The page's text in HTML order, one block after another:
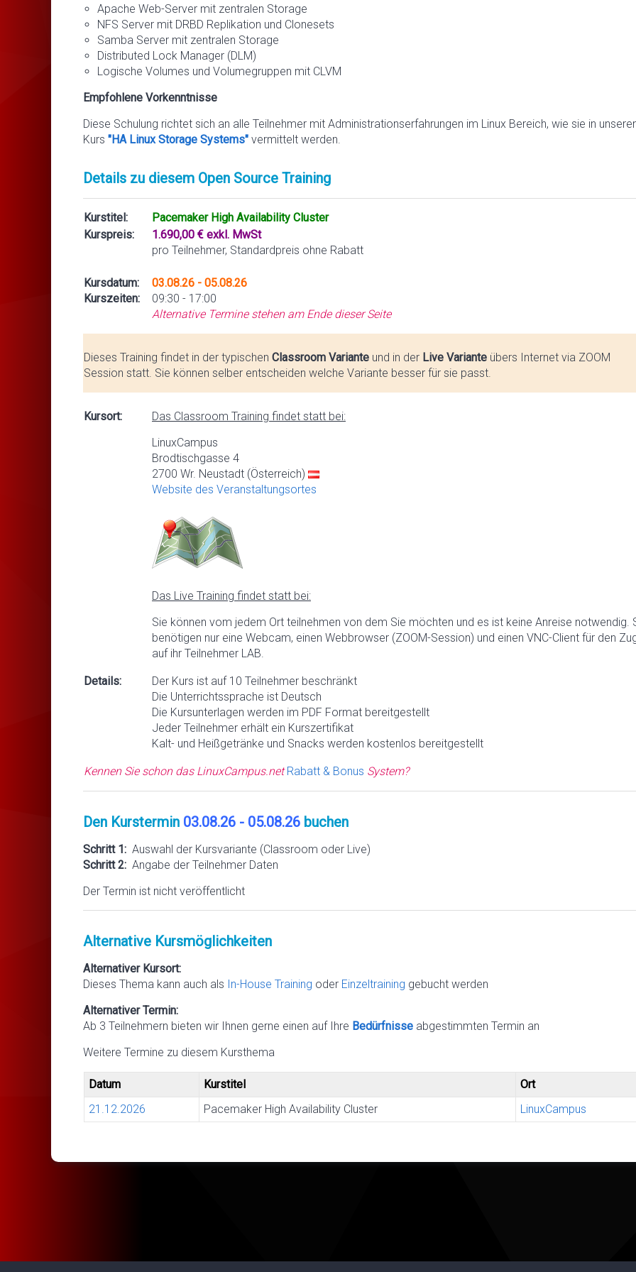
Apache Web-Server mit zentralen Storage
NFS Server mit DRBD Replikation und Clonesets
Samba Server mit zentralen Storage
Distributed Lock Manager (DLM)
Logische Volumes und Volumegruppen mit CLVM
Empfohlene Vorkenntnisse
Diese Schulung richtet sich an alle Teilnehmer mit Administrationserfahrungen im Linux Bereich, wie sie in
Kurs "HA Linux Storage Systems" vermittelt werden.
Details zu diesem Open Source Training
Kurstitel:
Pacemaker High Availability Cluster
Kurspreis:
1.690,00 € exkl. MwSt
pro Teilnehmer, Standardpreis ohne Rabatt
Kursdatum:
Kurszeiten:
03.08.26 - 05.08.26
09:30 - 17:00
Alternative Termine stehen am Ende dieser Seite
Dieses Training findet in der typischen Classroom Variante und in der Live Variante übers Internet via ZOOM
Session statt. Sie können selber entscheiden welche Variante besser für sie passt.
Kursort:
Das Classroom Training findet statt bei:
LinuxCampus
Brodtischgasse 4
2700 Wr. Neustadt (Österreich)
Website des Veranstaltungsortes
Das Live Training findet statt bei:
Sie können vom jedem Ort teilnehmen von dem Sie möchten und es ist keine Anreise notwendig.
benötigen nur eine Webcam, einen Webbrowser (ZOOM-Session) und einen VNC-Client für den
auf ihr Teilnehmer LAB.
Details:
Der Kurs ist auf 10 Teilnehmer beschränkt
Die Unterrichtssprache ist Deutsch
Die Kursunterlagen werden im PDF Format bereitgestellt
Jeder Teilnehmer erhält ein Kurszertifikat
Kalt- und Heißgetränke und Snacks werden kostenlos bereitgestellt
Kennen Sie schon das LinuxCampus.netRabatt & Bonus System?
Den Kurstermin 03.08.26 - 05.08.26 buchen
Schritt 1: Auswahl der Kursvariante (Classroom oder Live)
Schritt 2: Angabe der Teilnehmer Daten
Der Termin ist nicht veröffentlicht
Alternative Kursmöglichkeiten
Alternativer Kursort:
Dieses Thema kann auch als In-House Training oder Einzeltraining gebucht werden
Alternativer Termin:
Ab 3 Teilnehmern bieten wir Ihnen gerne einen auf Ihre Bedürfnisse abgestimmten Termin an
Weitere Termine zu diesem Kursthema
Datum Kurstitel
Ort
21.12.2026
Pacemaker High Availability Cluster LinuxCampus